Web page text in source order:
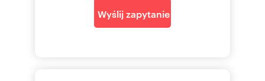
Wyślij zapytanie